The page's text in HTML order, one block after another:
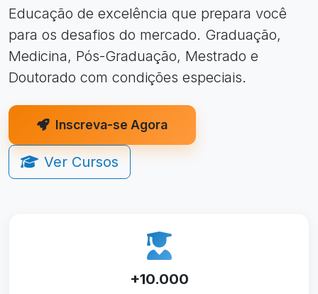
Educação de excelência que prepara você
para os desafios do mercado. Graduação,
Medicina, Pós-Graduação, Mestrado e
Doutorado com condições especiais.
Inscreva-se Agora
Ver Cursos
+10.000